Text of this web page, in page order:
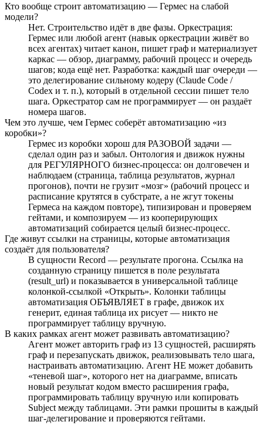
Кто вообще строит автоматизацию — Гермес на слабой
модели?
Нет. Строительство идёт в две фазы. Оркестрация:
Гермес или любой агент (навык оркестрации живёт во
всех агентах) читает канон, пишет граф и материализует
каркас — обзор, диаграмму, рабочий процесс и очередь
шагов; кода ещё нет. Разработка: каждый шаг очереди —
это делегирование сильному кодеру (Claude Code /
Codex и т. п.), который в отдельной сессии пишет тело
шага. Оркестратор сам не программирует — он раздаёт
номера шагов.
Чем это лучше, чем Гермес соберёт автоматизацию «из
коробки»?
Гермес из коробки хорош для РАЗОВОЙ задачи —
сделал один раз и забыл. Онтология и движок нужны
для РЕГУЛЯРНОГО бизнес-процесса: он долговечен и
наблюдаем (страница, таблица результатов, журнал
прогонов), почти не грузит «мозг» (рабочий процесс и
расписание крутятся в субстрате, а не жгут токены
Гермеса на каждом повторе), типизирован и проверяем
гейтами, и композируем — из кооперирующих
автоматизаций собирается целый бизнес-процесс.
Где живут ссылки на страницы, которые автоматизация
создаёт для пользователя?
В сущности Record — результате прогона. Ссылка на
созданную страницу пишется в поле результата
(result_url) и показывается в универсальной таблице
колонкой-ссылкой «Открыть». Колонки таблицы
автоматизация ОБЪЯВЛЯЕТ в графе, движок их
генерит, единая таблица их рисует — никто не
программирует таблицу вручную.
В каких рамках агент может развивать автоматизацию?
Агент может авторить граф из 13 сущностей, расширять
граф и перезапускать движок, реализовывать тело шага,
настраивать автоматизацию. Агент НЕ может добавить
«теневой шаг», которого нет на диаграмме, вписать
новый результат кодом вместо расширения графа,
программировать таблицу вручную или копировать
Subject между таблицами. Эти рамки прошиты в каждый
шаг-делегирование и проверяются гейтами.